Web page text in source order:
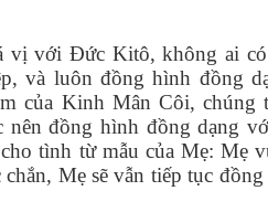
vị với Đức Kitô, không ai
và luôn đồng hình đồng
của Kinh Mân Côi, chúng
đồng hình đồng dạng
tình từ mẫu của Mẹ: Mẹ
Mẹ sẽ vẫn tiếp tục